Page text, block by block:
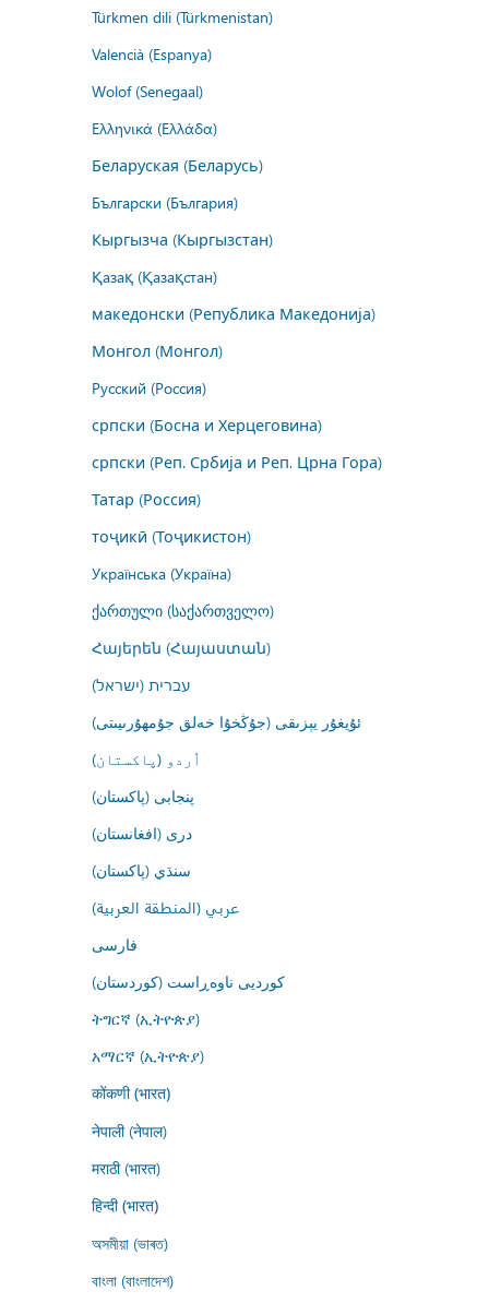
Türkmen dili (Türkmenistan)
Valencià (Espanya)
Wolof (Senegaal)
Ελληνικά (Ελλάδα)
Беларуская (Беларусь)
Български (България)
Кыргызча (Кыргызстан)
Қазақ (Қазақстан)
македонски (Република Македонија)
Монгол (Монгол)
Русский (Россия)
српски (Босна и Херцеговина)
српски (Реп. Србија и Реп. Црна Гора)
Татар (Россия)
тоҷикӣ (Тоҷикистон)
Українська (Україна)
ქართული (საქართველო)
Հայերեն (Հայաստան)
עברית (ישראל)
ئۇيغۇر يېزىقى (جۇڭخۇا خەلق جۇمھۇرىيىتى)
اُردو (پاکستان)
پنجابی (پاکستان)
درى (افغانستان)
سنڌي (پاکستان)
عربي (المنطقة العربية)
فارسى
کوردیی ناوەڕاست (کوردستان)
ትግርኛ (ኢትዮጵያ)
አማርኛ (ኢትዮጵያ)
कोंकणी (भारत)
नेपाली (नेपाल)
मराठी (भारत)
हिन्दी (भारत)
অসমীয়া (ভাৰত)
বাংলা (বাংলাদেশ)